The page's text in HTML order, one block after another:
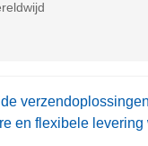
en flexibele levering